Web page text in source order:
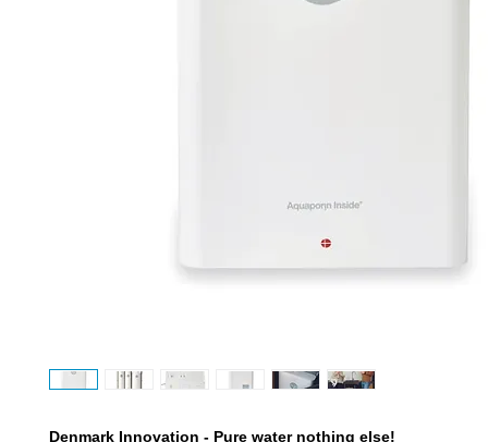
Denmark Innovation - Pure water nothing else!